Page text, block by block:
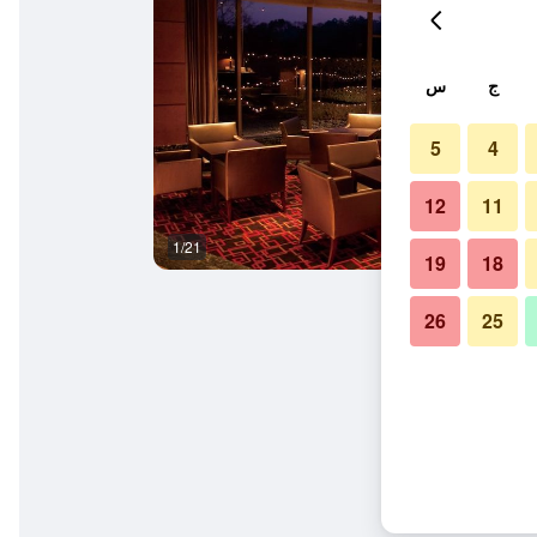
1/21
ج س
4
5
11
12
18
19
25
26